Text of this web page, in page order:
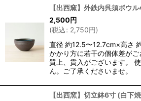
【出西窯】外鉄内呉須ボウ
2,500円
(税込: 2,750円)
直径 約12.5〜12.7cm×高さ
かかり方に若干の個体差が
質上、貫入がございます。
ん。ご了承くださいませ。
【出西窯】切立鉢6寸 (白下